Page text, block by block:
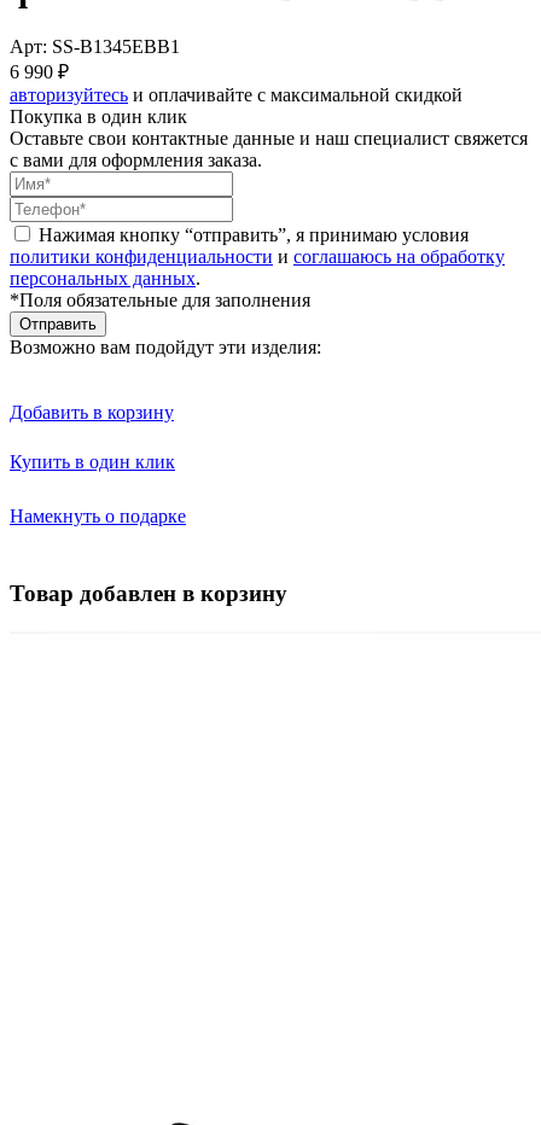
Арт: SS-B1345EBB1
6 990 ₽
авторизуйтесь и оплачивайте с максимальной скидкой
Покупка в один клик
Оставьте свои контактные данные и наш специалист свяжется
с вами для оформления заказа.
Нажимая кнопку “отправить”, я принимаю условия
политики конфиденциальности и соглашаюсь на обработку
персональных данных.
*Поля обязательные для заполнения
Отправить
Возможно вам подойдут эти изделия:
Добавить в корзину
Купить в один клик
Намекнуть о подарке
Товар добавлен в корзину